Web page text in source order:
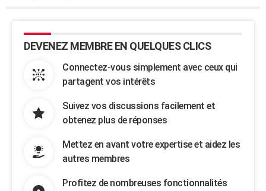
DEVENEZ MEMBRE EN QUELQUES CLICS
Connectez-vous simplement avec ceux qui
partagent vos intérêts
Suivez vos discussions facilement et
obtenez plus de réponses
Mettez en avant votre expertise et aidez les
autres membres
Profitez de nombreuses fonctionnalités